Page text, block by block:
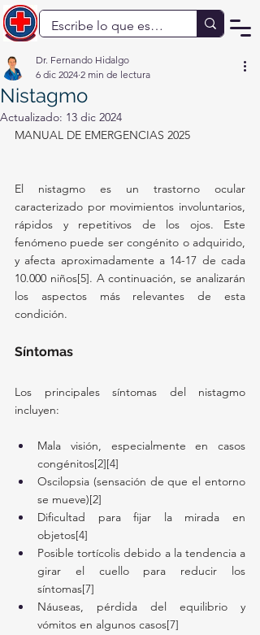
Nistagmo
Dr. Fernando Hidalgo
6 dic 2024 2 min de lectura
Actualizado: 13 dic 2024
MANUAL DE EMERGENCIAS 2025
El nistagmo es un trastorno ocular
caracterizado por movimientos involuntarios,
rápidos y repetitivos de los ojos. Este
fenómeno puede ser congénito o adquirido,
y afecta aproximadamente a 14-17 de cada
10.000 niños[5]. A continuación, se analizarán
los aspectos más relevantes de esta
condición.
Síntomas
Los principales síntomas del nistagmo
incluyen:
Mala visión, especialmente en casos
congénitos[2][4]
Oscilopsia (sensación de que el entorno
se mueve)[2]
Dificultad para fijar la mirada en
objetos[4]
Posible tortícolis debido a la tendencia a
girar el cuello para reducir los
síntomas[7]
Náuseas, pérdida del equilibrio y
vómitos en algunos casos[7]